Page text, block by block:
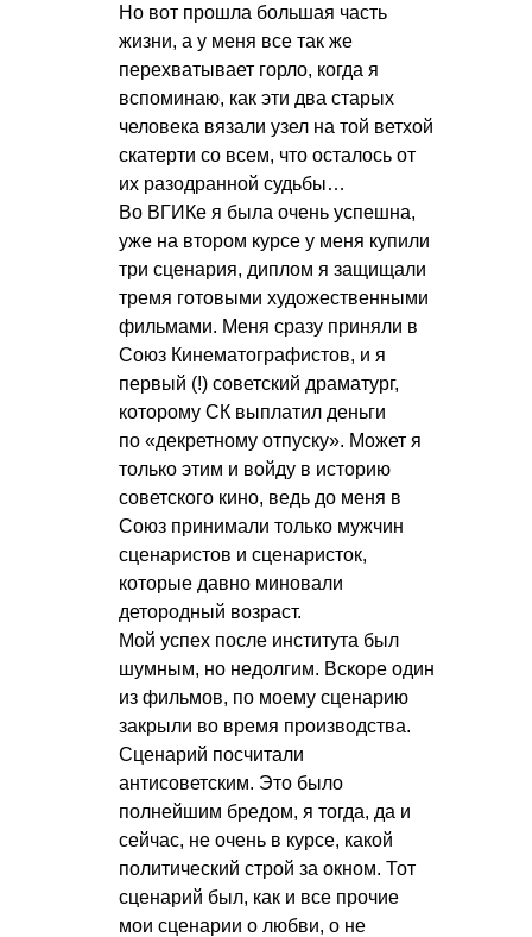
Но вот прошла большая часть
жизни, а у меня все так же
перехватывает горло, когда я
вспоминаю, как эти два старых
человека вязали узел на той ветхой
скатерти со всем, что осталось от
их разодранной судьбы…
Во ВГИКе я была очень успешна,
уже на втором курсе у меня купили
три сценария, диплом я защищали
тремя готовыми художественными
фильмами. Меня сразу приняли в
Союз Кинематографистов, и я
первый (!) советский драматург,
которому СК выплатил деньги
по «декретному отпуску». Может я
только этим и войду в историю
советского кино, ведь до меня в
Союз принимали только мужчин
сценаристов и сценаристок,
которые давно миновали
детородный возраст.
Мой успех после института был
шумным, но недолгим. Вскоре один
из фильмов, по моему сценарию
закрыли во время производства.
Сценарий посчитали
антисоветским. Это было
полнейшим бредом, я тогда, да и
сейчас, не очень в курсе, какой
политический строй за окном. Тот
сценарий был, как и все прочие
мои сценарии о любви, о не